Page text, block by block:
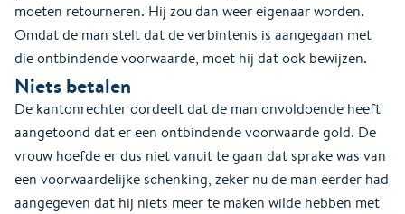
moeten retourneren. Hij zou dan weer eigenaar worden.
Omdat de man stelt dat de verbintenis is aangegaan met
die ontbindende voorwaarde, moet hij dat ook bewijzen.
Niets betalen
De kantonrechter oordeelt dat de man onvoldoende heeft
aangetoond dat er een ontbindende voorwaarde gold. De
vrouw hoefde er dus niet vanuit te gaan dat sprake was van
een voorwaardelijke schenking, zeker nu de man eerder had
aangegeven dat hij niets meer te maken wilde hebben met